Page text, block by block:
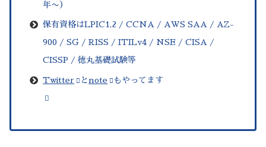
年〜）
保有資格はLPIC1,2 / CCNA / AWS SAA / AZ-
900 / SG / RISS / ITILv4 / NSE / CISA /
CISSP / 徳丸基礎試験等
Twitter とnote もやってます